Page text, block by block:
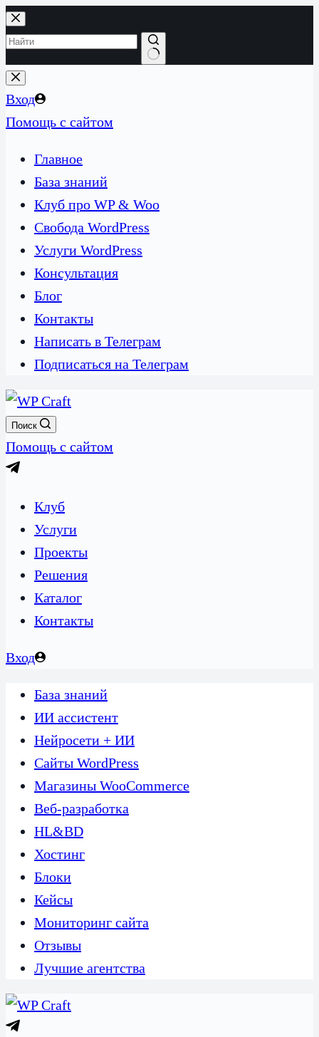
Перейти
к
сути
Ничего
не
найдено
Вход
Помощь с сайтом
Главное
База знаний
Клуб про WP & Woo
Свобода WordPress
Услуги WordPress
Консультация
Блог
Контакты
Написать в Телеграм
Подписаться на Телеграм
Поиск
Помощь с сайтом
Клуб
Услуги
Проекты
Решения
Каталог
Контакты
Вход
База знаний
ИИ ассистент
Нейросети + ИИ
Сайты WordPress
Магазины WooCommerce
Веб-разработка
HL&BD
Хостинг
Блоки
Кейсы
Мониторинг сайта
Отзывы
Лучшие агентства